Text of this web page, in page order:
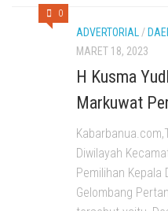
0
ADVERTORIAL /
MARET 18, 2023
H Kusma
Markuwat
Diwilayah
Pemilihan Kepala
Gelombang